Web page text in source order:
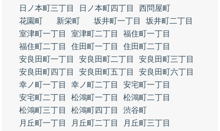
日ノ本町三丁目
日ノ本町四丁目
西問屋町
花園町
新栄町 坂井町一丁目
坂井町二丁目
室津町一丁目
室津町二丁目
福住町一丁目
福住町二丁目
住田町一丁目
住田町二丁目
安良田町一丁目
安良田町二丁目
安良田町三丁目
安良田町四丁目
安良田町五丁目
安良田町六丁目
幸ノ町一丁目
幸ノ町二丁目
安宅町一丁目
安宅町二丁目
松鴻町一丁目
松鴻町二丁目
松鴻町三丁目
松鴻町四丁目
渋谷町
月丘町一丁目
月丘町二丁目
月丘町三丁目